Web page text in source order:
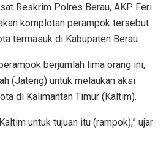
Reskrim Polres Berau, AKP Feri
komplotan perampok tersebut
termasuk di Kabupaten Berau.
berjumlah lima orang ini,
(Jateng) untuk melaukan aksi
di Kalimantan Timur (Kaltim).
untuk tujuan itu (rampok),” ujar